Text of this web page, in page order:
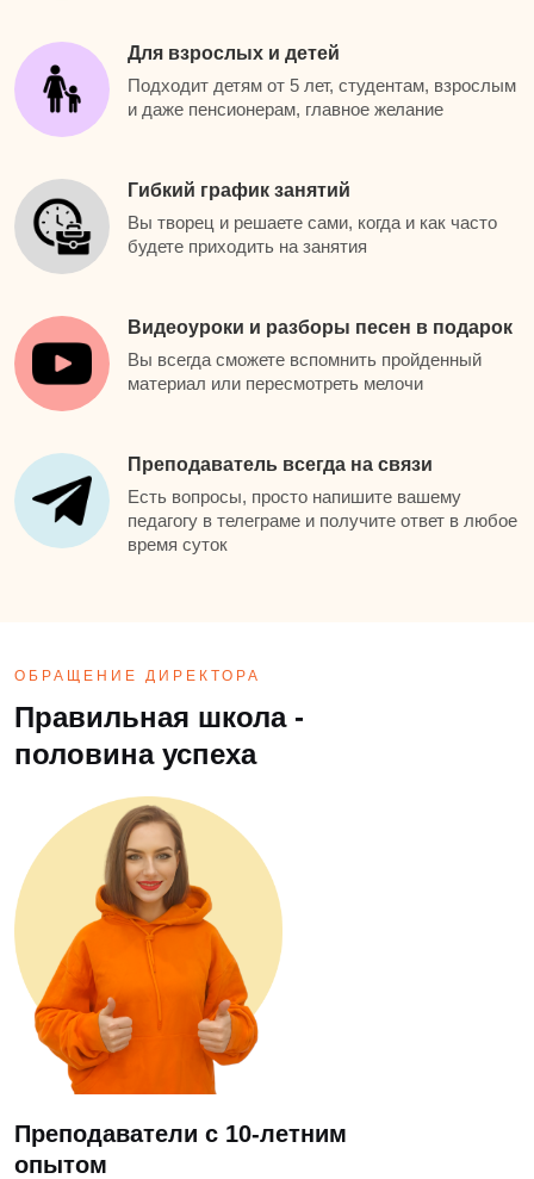
Для взрослых и детей
Подходит детям от 5 лет, студентам, взрослым
и даже пенсионерам, главное желание
Гибкий график занятий
Вы творец и решаете сами, когда и как часто
будете приходить на занятия
Видеоуроки и разборы песен в подарок
Вы всегда сможете вспомнить пройденный
материал или пересмотреть мелочи
Преподаватель всегда на связи
Есть вопросы, просто напишите вашему
педагогу в телеграме и получите ответ в любое
время суток
ОБРАЩЕНИЕ ДИРЕКТОРА
Правильная школа -
половина успеха
Преподаватели с 10-летним
опытом